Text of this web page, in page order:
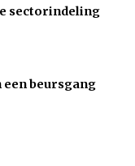
sectorindeling
beursgang